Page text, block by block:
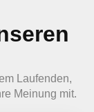
Laufenden,
Meinung mit.